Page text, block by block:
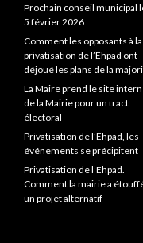
Prochain conseil municipal
5 février 2026
Comment les opposants à la
privatisation de l’Ehpad ont
déjoué les plans de la
La Maire prend le site
de la Mairie pour un tract
électoral
Privatisation de l’Ehpad, les
événements se précipitent
Privatisation de l’Ehpad.
Comment la mairie a
un projet alternatif